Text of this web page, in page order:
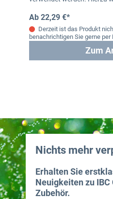
Ab 22,29 €*
Derzeit ist das Produkt
benachrichtigen Sie gerne per
Zum
Nichts mehr
Erhalten Sie
Neuigkeiten zu
Zubehör.